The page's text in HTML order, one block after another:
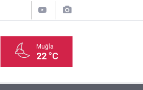
Muğla
22 °C